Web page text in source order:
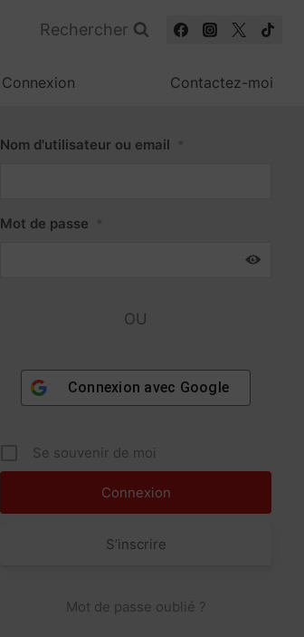
Rechercher
Connexion Contactez-moi
Nom d'utilisateur ou email
Mot de passe
OU
Connexion avec Google
Se souvenir de moi
S’inscrire
Mot de passe oublié ?